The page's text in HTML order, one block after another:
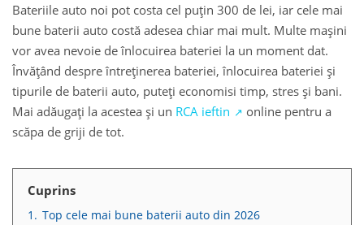
Bateriile auto noi pot costa cel puțin 300 de lei, iar cele mai
bune baterii auto costă adesea chiar mai mult. Multe mașini
vor avea nevoie de înlocuirea bateriei la un moment dat.
Învățând despre întreținerea bateriei, înlocuirea bateriei și
tipurile de baterii auto, puteți economisi timp, stres și bani.
Mai adăugați la acestea și un RCA ieftin
online pentru a
scăpa de griji de tot.
Cuprins
1. Top cele mai bune baterii auto din 2026